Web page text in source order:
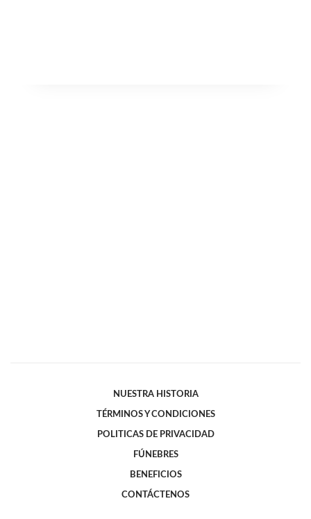
NUESTRA HISTORIA
TÉRMINOS Y CONDICIONES
POLITICAS DE PRIVACIDAD
FÚNEBRES
BENEFICIOS
CONTÁCTENOS